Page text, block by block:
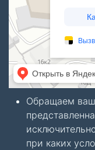
Обращаем
при каких